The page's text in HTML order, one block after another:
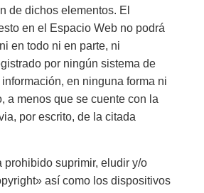
de dichos elementos. El
en el Espacio Web no podrá
en todo ni en parte, ni
por ningún sistema de
en ninguna forma ni
a menos que se cuente con la
por escrito, de la citada
prohibido suprimir, eludir y/o
así como los dispositivos